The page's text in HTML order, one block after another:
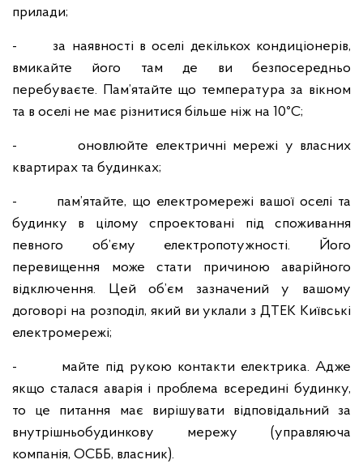
прилади;
- за наявності в оселі декількох кондиціонерів,
вмикайте його там де ви безпосередньо
перебуваєте. Пам’ятайте що температура за вікном
та в оселі не має різнитися більше ніж на 10°C;
- оновлюйте електричні мережі у власних
квартирах та будинках;
- пам’ятайте, що електромережі вашої оселі та
будинку в цілому спроектовані під споживання
певного об’єму електропотужності. Його
перевищення може стати причиною аварійного
відключення. Цей об’єм зазначений у вашому
договорі на розподіл, який ви уклали з ДТЕК Київські
електромережі;
- майте під рукою контакти електрика. Адже
якщо сталася аварія і проблема всередині будинку,
то це питання має вирішувати відповідальний за
внутрішньобудинкову мережу (управляюча
компанія, ОСББ, власник).